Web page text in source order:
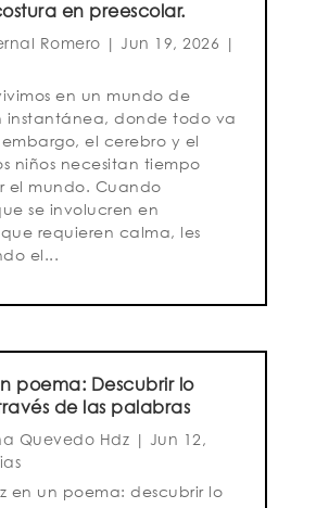
en preescolar.
Romero | Jun 19, 2026 |
en un mundo de
instantánea, donde todo va
el cerebro y el
niños necesitan tiempo
el mundo. Cuando
se involucren en
requieren calma, les
el...
poema: Descubrir lo
de las palabras
Quevedo Hdz | Jun 12,
en un poema: descubrir lo